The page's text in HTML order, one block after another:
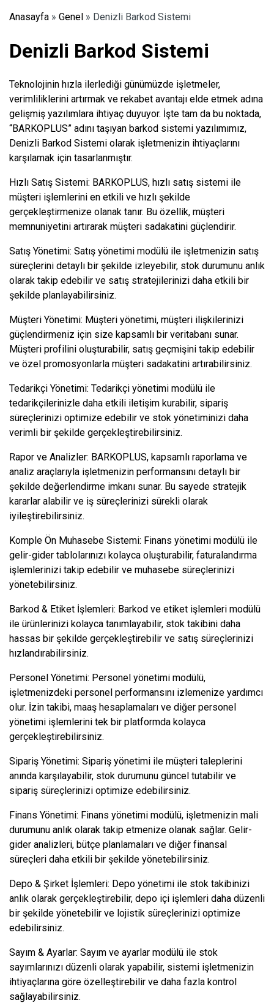
Anasayfa » Genel » Denizli Barkod Sistemi
Denizli Barkod Sistemi
Teknolojinin hızla ilerlediği günümüzde işletmeler,
verimliliklerini artırmak ve rekabet avantajı elde etmek adına
gelişmiş yazılımlara ihtiyaç duyuyor. İşte tam da bu noktada,
“BARKOPLUS” adını taşıyan barkod sistemi yazılımımız,
Denizli Barkod Sistemi olarak işletmenizin ihtiyaçlarını
karşılamak için tasarlanmıştır.
Hızlı Satış Sistemi: BARKOPLUS, hızlı satış sistemi ile
müşteri işlemlerini en etkili ve hızlı şekilde
gerçekleştirmenize olanak tanır. Bu özellik, müşteri
memnuniyetini artırarak müşteri sadakatini güçlendirir.
Satış Yönetimi: Satış yönetimi modülü ile işletmenizin satış
süreçlerini detaylı bir şekilde izleyebilir, stok durumunu anlık
olarak takip edebilir ve satış stratejilerinizi daha etkili bir
şekilde planlayabilirsiniz.
Müşteri Yönetimi: Müşteri yönetimi, müşteri ilişkilerinizi
güçlendirmeniz için size kapsamlı bir veritabanı sunar.
Müşteri profilini oluşturabilir, satış geçmişini takip edebilir
ve özel promosyonlarla müşteri sadakatini artırabilirsiniz.
Tedarikçi Yönetimi: Tedarikçi yönetimi modülü ile
tedarikçilerinizle daha etkili iletişim kurabilir, sipariş
süreçlerinizi optimize edebilir ve stok yönetiminizi daha
verimli bir şekilde gerçekleştirebilirsiniz.
Rapor ve Analizler: BARKOPLUS, kapsamlı raporlama ve
analiz araçlarıyla işletmenizin performansını detaylı bir
şekilde değerlendirme imkanı sunar. Bu sayede stratejik
kararlar alabilir ve iş süreçlerinizi sürekli olarak
iyileştirebilirsiniz.
Komple Ön Muhasebe Sistemi: Finans yönetimi modülü ile
gelir-gider tablolarınızı kolayca oluşturabilir, faturalandırma
işlemlerinizi takip edebilir ve muhasebe süreçlerinizi
yönetebilirsiniz.
Barkod & Etiket İşlemleri: Barkod ve etiket işlemleri modülü
ile ürünlerinizi kolayca tanımlayabilir, stok takibini daha
hassas bir şekilde gerçekleştirebilir ve satış süreçlerinizi
hızlandırabilirsiniz.
Personel Yönetimi: Personel yönetimi modülü,
işletmenizdeki personel performansını izlemenize yardımcı
olur. İzin takibi, maaş hesaplamaları ve diğer personel
yönetimi işlemlerini tek bir platformda kolayca
gerçekleştirebilirsiniz.
Sipariş Yönetimi: Sipariş yönetimi ile müşteri taleplerini
anında karşılayabilir, stok durumunu güncel tutabilir ve
sipariş süreçlerinizi optimize edebilirsiniz.
Finans Yönetimi: Finans yönetimi modülü, işletmenizin mali
durumunu anlık olarak takip etmenize olanak sağlar. Gelir-
gider analizleri, bütçe planlamaları ve diğer finansal
süreçleri daha etkili bir şekilde yönetebilirsiniz.
Depo & Şirket İşlemleri: Depo yönetimi ile stok takibinizi
anlık olarak gerçekleştirebilir, depo içi işlemleri daha düzenli
bir şekilde yönetebilir ve lojistik süreçlerinizi optimize
edebilirsiniz.
Sayım & Ayarlar: Sayım ve ayarlar modülü ile stok
sayımlarınızı düzenli olarak yapabilir, sistemi işletmenizin
ihtiyaçlarına göre özelleştirebilir ve daha fazla kontrol
sağlayabilirsiniz.